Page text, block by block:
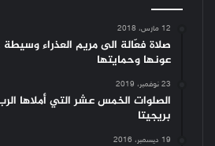
12 مارس، 2018
صلاة فعّالة الى مريم العذراء
عونها وحمايتها
23 نوفمبر، 2019
الصلوات الخمس عشر التي أملاها
بريجيتا
19 ديسمبر، 2016